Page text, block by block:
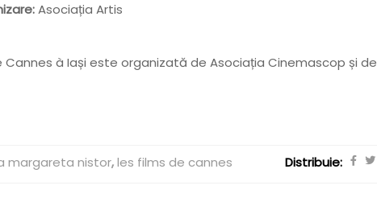
Asociația Artis
Cannes à Iași este organizată de Asociația Cinemascop și de
margareta nistor,les films de cannes Distribuie: